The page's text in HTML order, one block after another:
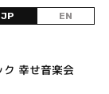
JP EN
幸せ音楽会